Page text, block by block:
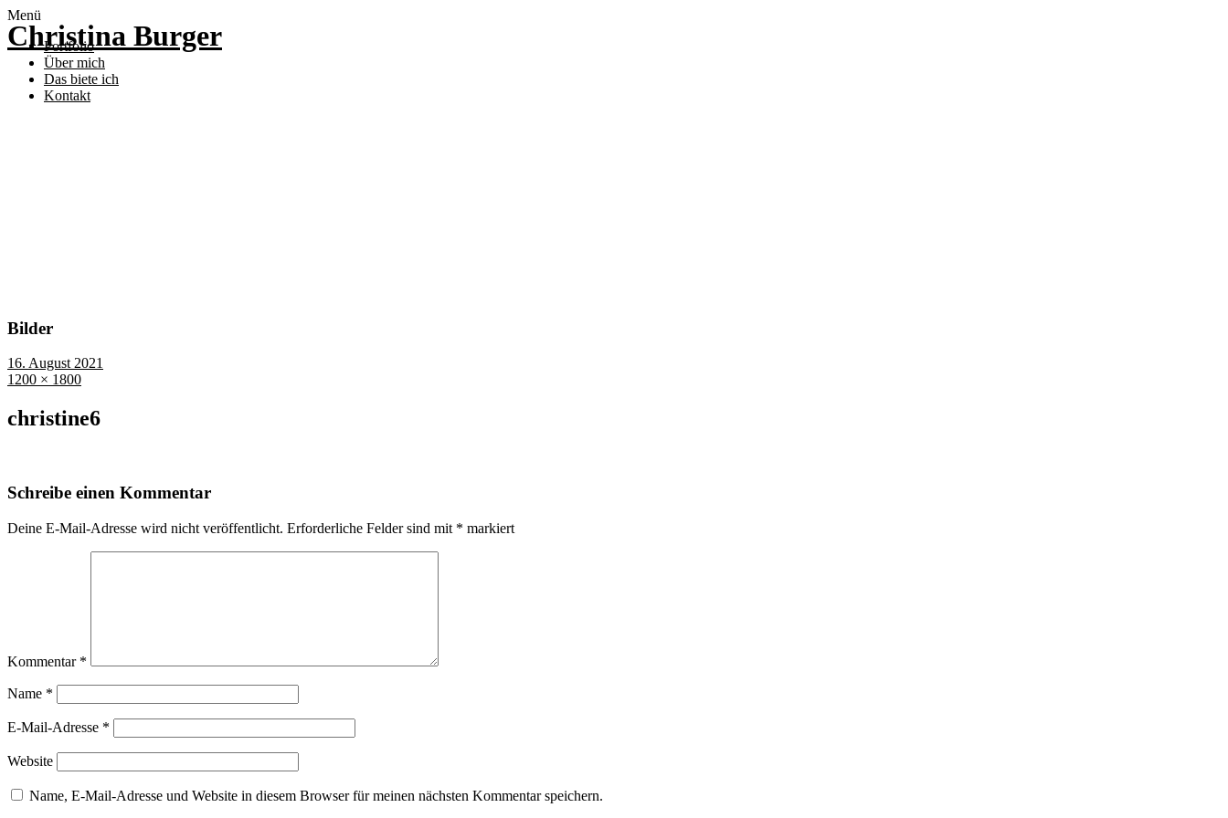
Menü
Portfolio
Über mich
Das biete ich
Kontakt
Christina Burger
Bilder
16. August 2021
1200 × 1800
christine6
Schreibe einen Kommentar
Deine E-Mail-Adresse wird nicht veröffentlicht. Erforderliche Felder sind mit * markiert
Kommentar *
Name *
E-Mail-Adresse *
Website
Name, E-Mail-Adresse und Website in diesem Browser für meinen nächsten Kommentar speichern.